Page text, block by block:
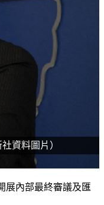
資料圖片）
展內部最終審議及匯